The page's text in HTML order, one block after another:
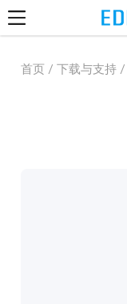
首页 / 下载与支持